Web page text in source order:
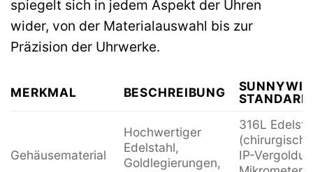
spiegelt sich in jedem Aspekt der Uhren
wider, von der Materialauswahl bis zur
Präzision der Uhrwerke.
MERKMAL BESCHREIBUNG
STANDARD
Gehäusematerial
Hochwertiger
Edelstahl,
Goldlegierungen,
316L
IP-